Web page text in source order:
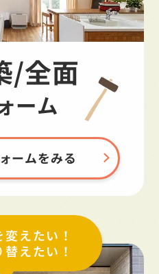
/全面
ーム
ームをみる
えたい！
えたい！